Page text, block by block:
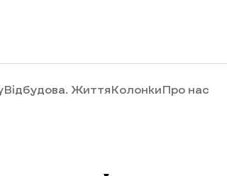
Відбудова. ЖиттяКолонкиПро нас